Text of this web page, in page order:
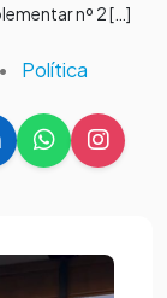
nº 2 […]
• Política